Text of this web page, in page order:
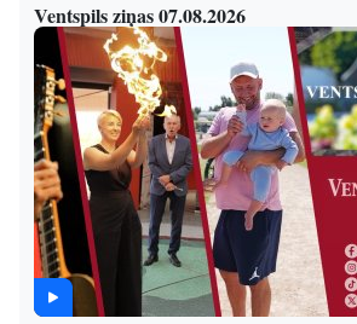
Ventspils ziņas 07.08.2026